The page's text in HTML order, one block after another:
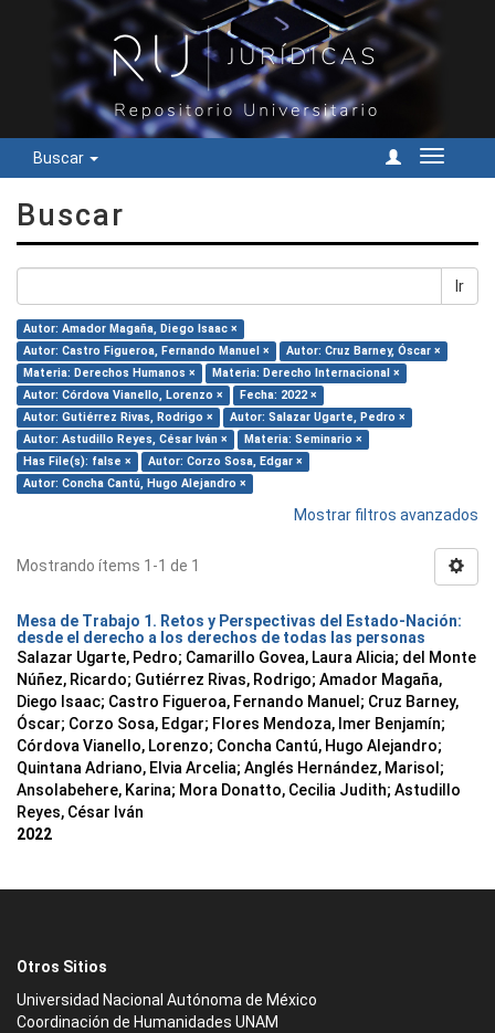
Buscar
Cambiar
Buscar
Ir
Autor: Amador Magaña, Diego Isaac ×
Autor: Castro Figueroa, Fernando Manuel ×
Autor: Cruz Barney, Óscar ×
Materia: Derechos Humanos ×
Materia: Derecho Internacional ×
Autor: Córdova Vianello, Lorenzo ×
Fecha: 2022 ×
Autor: Gutiérrez Rivas, Rodrigo ×
Autor: Salazar Ugarte, Pedro ×
Autor: Astudillo Reyes, César Iván ×
Materia: Seminario ×
Has File(s): false ×
Autor: Corzo Sosa, Edgar ×
Autor: Concha Cantú, Hugo Alejandro ×
Mostrar filtros avanzados
Mostrando ítems 1-1 de 1
Mesa de Trabajo 1. Retos y Perspectivas del Estado-Nación:
desde el derecho a los derechos de todas las personas
Salazar Ugarte, Pedro; Camarillo Govea, Laura Alicia; del Monte
Núñez, Ricardo; Gutiérrez Rivas, Rodrigo; Amador Magaña,
Diego Isaac; Castro Figueroa, Fernando Manuel ; Cruz Barney,
Óscar; Corzo Sosa, Edgar; Flores Mendoza, Imer Benjamín;
Córdova Vianello, Lorenzo; Concha Cantú, Hugo Alejandro;
Quintana Adriano, Elvia Arcelia; Anglés Hernández, Marisol ;
Ansolabehere, Karina; Mora Donatto, Cecilia Judith; Astudillo
Reyes, César Iván
2022
Otros Sitios
Universidad Nacional Autónoma de México
Coordinación de Humanidades UNAM